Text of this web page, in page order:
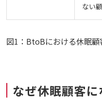
ない
図1：BtoBにおける休眠顧
なぜ休眠顧客